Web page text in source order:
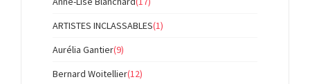
ARTISTES INCLASSABLES(1)
Aurélia Gantier(9)
Bernard Woitellier(12)